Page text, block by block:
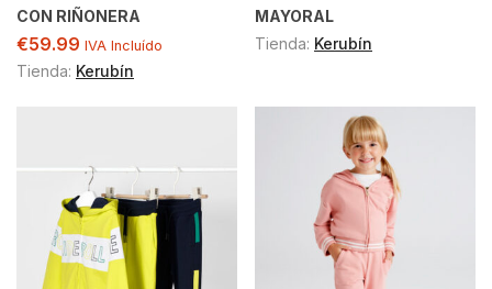
CON RIÑONERA
€59.99 IVA Incluído
Tienda: Kerubín
MAYORAL
Tienda: Kerubín